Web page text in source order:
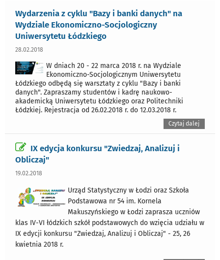
Wydarzenia z cyklu "Bazy i banki danych" na
Wydziale Ekonomiczno-Socjologiczny
Uniwersytetu Łódzkiego
28.02.2018
W dniach 20 - 22 marca 2018 r. na Wydziale
Ekonomiczno-Socjologicznym Uniwersytetu
Łódzkiego odbędą się warsztaty z cyklu "Bazy i banki
danych". Zapraszamy studentów i kadrę naukowo-
akademicką Uniwersytetu Łódzkiego oraz Politechniki
Łódzkiej. Rejestracja od 26.02.2018 r. do 12.03.2018 r.
Czytaj dalej
IX edycja konkursu "Zwiedzaj, Analizuj i
Obliczaj"
19.02.2018
Urząd Statystyczny w Łodzi oraz Szkoła
Podstawowa nr 54 im. Kornela
Makuszyńskiego w Łodzi zaprasza uczniów
klas IV-VI łódzkich szkół podstawowych do wzięcia udziału w
IX edycji konkursu "Zwiedzaj, Analizuj i Obliczaj" - 25, 26
kwietnia 2018 r.